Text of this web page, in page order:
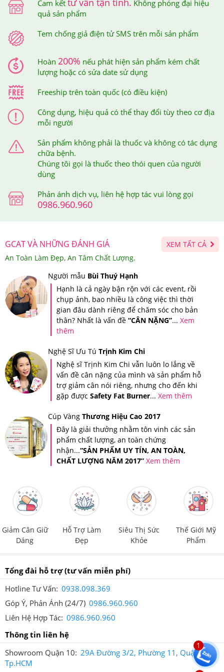
Ai đã sử dụng Ngũ Cốc Hữu Cơ Lên Men Hỗ Trợ
Giảm Cân Fly Girl Hàn Quốc Hộp 14 Gói
mới
-Quá trình giảm cân cũng có được những chất dinh
-Thử những món ăn hỗ trợ giảm cân mà không bị nhàm
chán
-Một bữa ăn tiện lợi, không mất thời gian chuẩn bị cho
quá trình giảm cân
-Cải thiện sức khỏe cho bản thân bằng phương pháp
Bột ngũ cốc giảm cân Fly Girl giúp cung cấp đủ dinh
4.Ngũ Cốc Hữu Cơ Lên Men Hỗ Trợ Giảm Cân
Thế Nào Để Hiệu Quả?
Cách sử dụng:Uống ngày 2 gói (1 gói sáng, 1 gói chiều
sau ăn) trong 1 tháng đầu
Từ tháng thứ 2 trở đi có thể uống ngày một gói.
Cam kết tư vấn tận tình. Không phóng đại hiệu
quả sản phẩm
Tem chống giả điện tử SMS trên mỗi sản phẩm
Hoàn 200% nếu phát hiện sản phẩm kém chất
lượng hoặc có sửa date sử dụng
Freeship trên toàn quốc (có điều kiện)
Công dụng, hiệu quả có thể thay đổi tùy theo cơ địa
mỗi người
Sản phẩm không phải là thuốc và không có tác dụng
chữa bệnh.
Chúng tôi gọi là thuốc theo thói quen của người
dùng
Phản ánh dịch vụ, liên hệ hợp tác vui lòng gọi
0986.960.960
GCAT VÀ NHỮNG ĐÁNH GIÁ
An Toàn Làm Đẹp, An Tâm Chất Lượng.
XEM TẤT CẢ
Người mẫu Bùi Thuý Hạnh
Hạnh là cả ngày bận rộn với các event, rồi
chụp ảnh, bao nhiều là công việc thì thời
gian đâu dành riêng để chăm sóc cho bản
thân? Nhất là vấn đề “CÂN NẶNG”... Xem
thêm
Nghệ Sĩ Ưu Tú Trịnh Kim Chi
Nghệ sĩ Trịnh Kim Chi vẫn luôn lo lắng về
vấn đề cân nặng của mình và sản phẩm hỗ
trợ giảm cân nói riêng, nhưng cho đến khi
gặp được Safety Fat Burner... Xem thêm
Cúp Vàng Thương Hiệu Cao 2017
Đây là giải thưởng nhằm tôn vinh các sản
phẩm chất lượng, an toàn chứng
nhận...“SẢN PHẨM UY TÍN, AN TOÀN,
CHẤT LƯỢNG NĂM 2017” Xem thêm
Giảm Cân Giữ
Dáng
Hỗ Trợ Làm
Đẹp
Siêu Thị Sức
Khỏe
Thế Giới Mỹ
Phẩm
Tổng đài hỗ trợ(tư vấn miễn phí)
Hotline Tư Vấn: 0938.098.369
Góp Ý, Phản Ánh (24/7) 0986.960.960
Liên Hệ Hợp Tác: 0986.960.960
Thông tin liên hệ
Showroom Quận 10: 29A Đường 3/2, Phường 11, Quận 10,
Tp.HCM
1